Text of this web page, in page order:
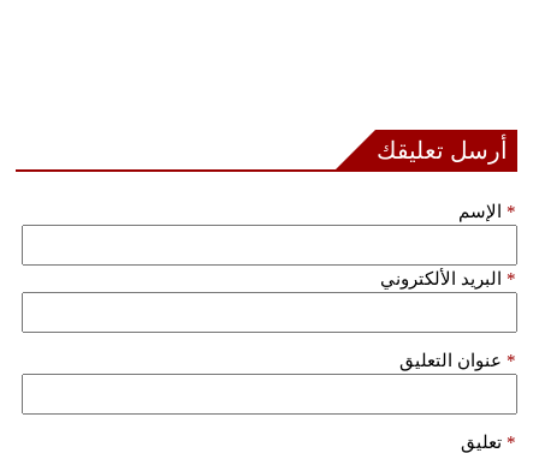
أرسل تعليقك
الإسم *
البريد الألكتروني *
عنوان التعليق *
تعليق *